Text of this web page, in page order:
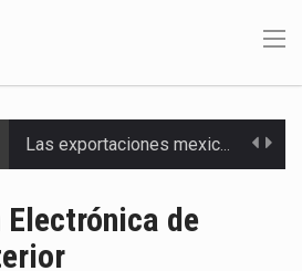
Las exportaciones mexicanas de vehículos ligeros disminuyeron 9.67 % en julio a tasa anual, alcanzando…
de